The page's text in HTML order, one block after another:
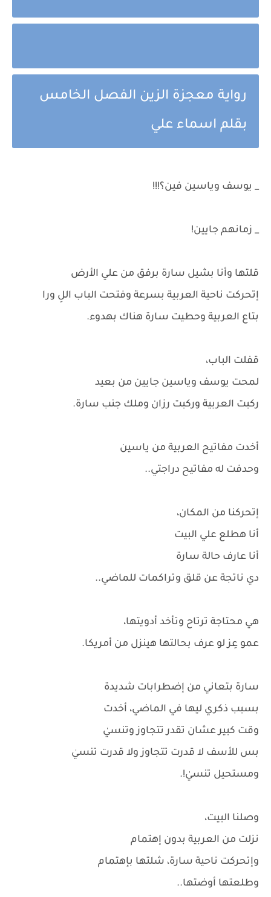
رواية معجزة الزين الفصل الخامس
بقلم اسماء علي
_ يوسف وياسين فين؟!!!
_ زمانهم جايين!
قلتها وأنا بشيل سارة برفق من علي الأرض
إتحركت ناحية العربية بسرعة وفتحت الباب اللِ ورا
بتاع العربية وحطيت سارة هناك بهدوء.
قفلت الباب،
لمحت يوسف وياسين جايين من بعيد
ركبت العربية وركبت رزان وملك جنب سارة.
أخدت مفاتيح العربية من ياسين
وحدفت له مفاتيح دراجتي..
إتحركنا من المكان،
أنا هطلع علي البيت
أنا عارف حالة سارة
دي ناتجة عن قلق وتراكمات للماضي..
هي محتاجة ترتاح وتأخد أدويتها،
عمو عِز لو عرف بحالتها هينزل من أمريكا.
سارة بتعاني من إضطرابات شديدة
بسبب ذكري ليها في الماضي، أخدت
وقت كبير عشان تقدر تتجاوز وتنسيٰ
بس للأسف لا قدرت تتجاوز ولا قدرت تنسيٰ
ومستحيل تنسيٰ!.
وصلنا البيت،
نزلت من العربية بدون إهتمام
وإتحركت ناحية سارة، شلتها بإهتمام
وطلعتها أوضتها..